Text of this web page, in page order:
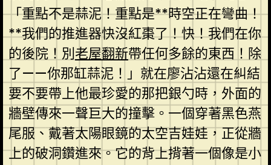
「重點不是蒜泥！重點是**時空正在彎曲！
**我們的推進器快沒紅棗了！快！我們在你
的後院！別老屋翻新帶任何多餘的東西！除
了——你那缸蒜泥！」就在廖沾沾還在糾結
要不要帶上他最珍愛的那把銀勺時，外面的
牆壁傳來一聲巨大的撞擊。一個穿著黑色燕
尾服、戴著太陽眼鏡的太空吉娃娃，正從牆
上的破洞鑽進來。它的背上揹著一個像是小